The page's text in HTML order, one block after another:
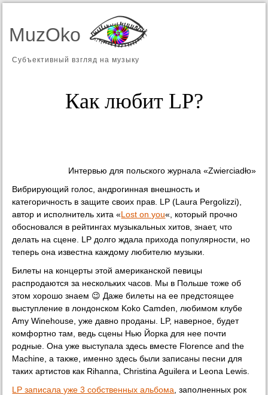
MuzOko
Субъективный взгляд на музыку
Как любит LP?
Интервью для польского журнала «Zwierciadło»
Вибрирующий голос, андрогинная внешность и
категоричность в защите своих прав. LP (Laura Pergolizzi),
автор и исполнитель хита «Lost on you«, который прочно
обосновался в рейтингах музыкальных хитов, знает, что
делать на сцене. LP долго ждала прихода популярности, но
теперь она известна каждому любителю музыки.
Билеты на концерты этой американской певицы
распродаются за нескольких часов. Мы в Польше тоже об
этом хорошо знаем 😉 Даже билеты на ее предстоящее
выступление в лондонском Koko Camden, любимом клубе
Amy Winehouse, уже давно проданы. LP, наверное, будет
комфортно там, ведь сцены Нью Йорка для нее почти
родные. Она уже выступала здесь вместе Florence and the
Machine, а также, именно здесь были записаны песни для
таких артистов как Rihanna, Christina Aguilera и Leona Lewis.
LP записала уже 3 собственных альбома , заполненных рок